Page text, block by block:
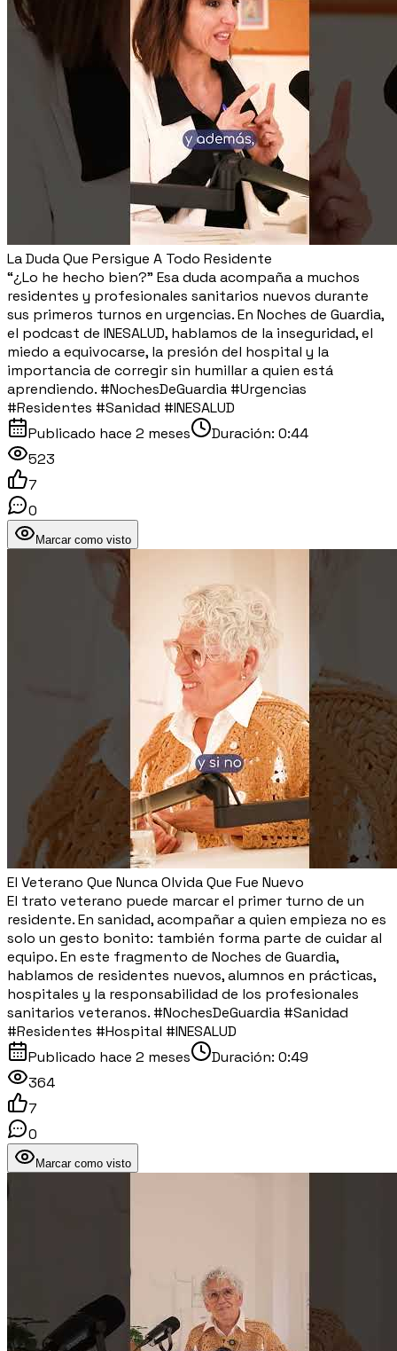
La Duda Que Persigue A Todo Residente
“¿Lo he hecho bien?” Esa duda acompaña a muchos
residentes y profesionales sanitarios nuevos durante
sus primeros turnos en urgencias. En Noches de Guardia,
el podcast de INESALUD, hablamos de la inseguridad, el
miedo a equivocarse, la presión del hospital y la
importancia de corregir sin humillar a quien está
aprendiendo. #NochesDeGuardia #Urgencias
#Residentes #Sanidad #INESALUD
Publicado hace 2 meses Duración: 0:44
523
7
0
Marcar como visto
El Veterano Que Nunca Olvida Que Fue Nuevo
El trato veterano puede marcar el primer turno de un
residente. En sanidad, acompañar a quien empieza no es
solo un gesto bonito: también forma parte de cuidar al
equipo. En este fragmento de Noches de Guardia,
hablamos de residentes nuevos, alumnos en prácticas,
hospitales y la responsabilidad de los profesionales
sanitarios veteranos. #NochesDeGuardia #Sanidad
#Residentes #Hospital #INESALUD
Publicado hace 2 meses Duración: 0:49
364
7
0
Marcar como visto